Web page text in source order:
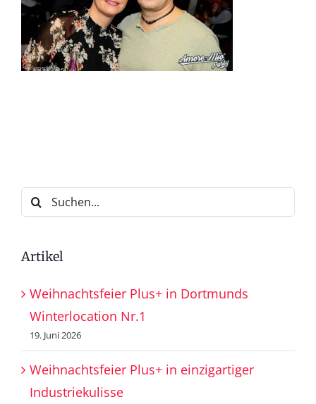
Suche
nach:
Artikel
Weihnachtsfeier Plus+ in Dortmunds
Winterlocation Nr.1
19. Juni 2026
Weihnachtsfeier Plus+ in einzigartiger
Industriekulisse